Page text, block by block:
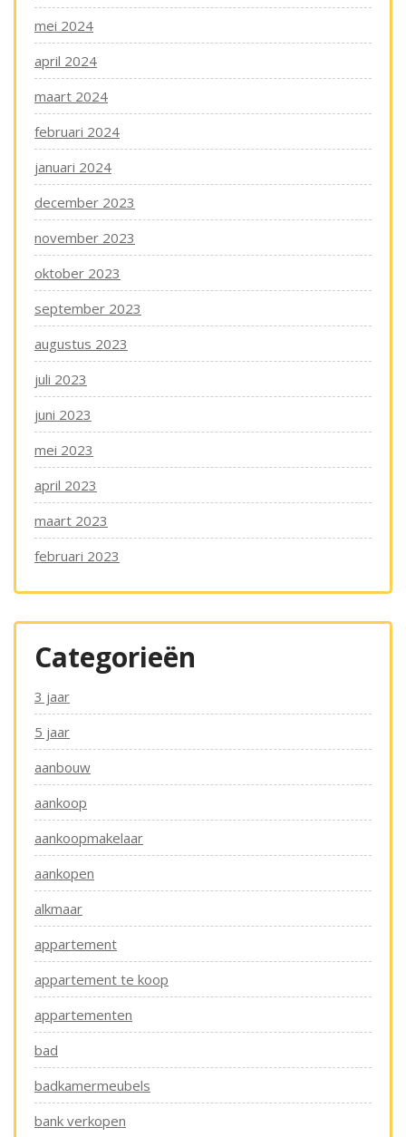
mei 2024
april 2024
maart 2024
februari 2024
januari 2024
december 2023
november 2023
oktober 2023
september 2023
augustus 2023
juli 2023
juni 2023
mei 2023
april 2023
maart 2023
februari 2023
Categorieën
3 jaar
5 jaar
aanbouw
aankoop
aankoopmakelaar
aankopen
alkmaar
appartement
appartement te koop
appartementen
bad
badkamermeubels
bank verkopen